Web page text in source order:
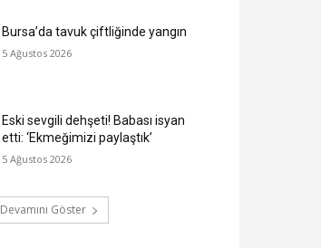
Bursa’da tavuk çiftliğinde yangın
5 Ağustos 2026
Eski sevgili dehşeti! Babası isyan
etti: ‘Ekmeğimizi paylaştık’
5 Ağustos 2026
Devamını Göster